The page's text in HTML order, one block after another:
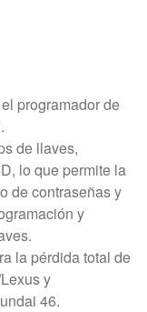
programador de
de llaves,
lo que permite la
de contraseñas y
y
la pérdida total de
y
46.